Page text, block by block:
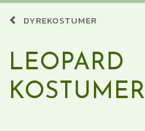
DYREKOSTUMER
LEOPARD
KOSTUMER